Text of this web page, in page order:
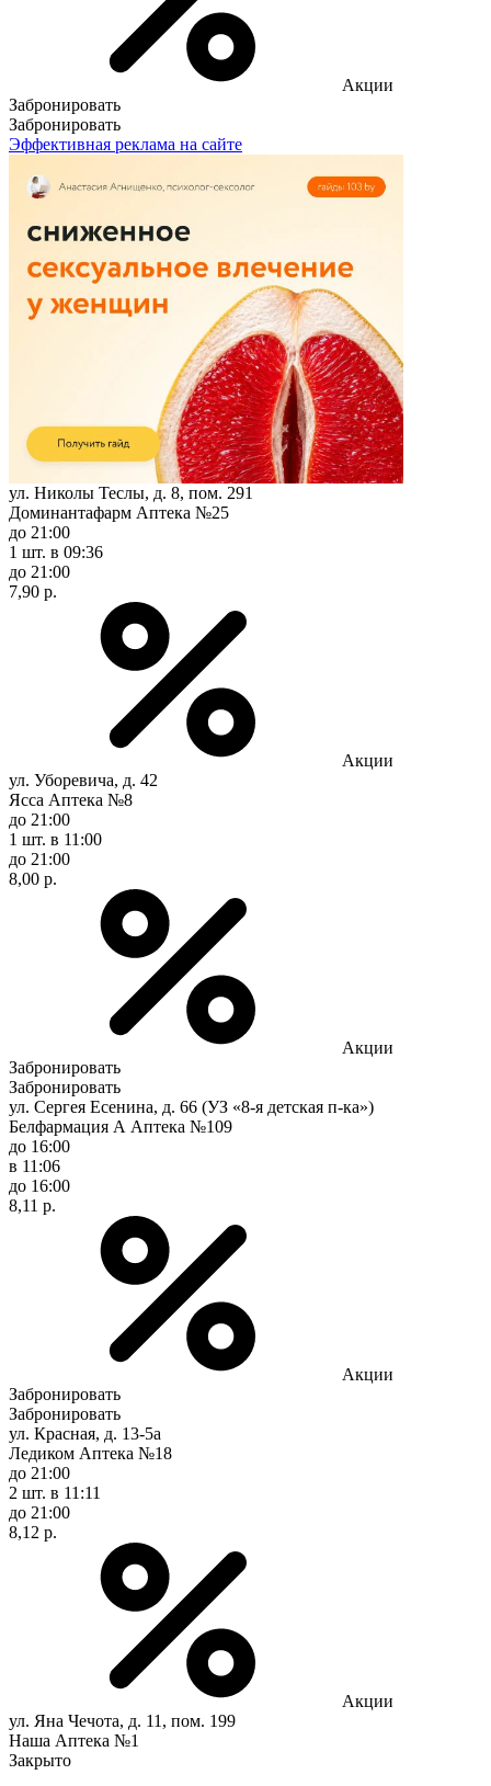
Акции
Забронировать
Забронировать
Эффективная реклама на сайте
ул. Николы Теслы, д. 8, пом. 291
Доминантафарм Аптека №25
до 21:00
1 шт. в 09:36
до 21:00
7,90 р.
Акции
ул. Уборевича, д. 42
Ясса Аптека №8
до 21:00
1 шт. в 11:00
до 21:00
8,00 р.
Акции
Забронировать
Забронировать
ул. Сергея Есенина, д. 66 (УЗ «8-я детская п-ка»)
Белфармация А Аптека №109
до 16:00
в 11:06
до 16:00
8,11 р.
Акции
Забронировать
Забронировать
ул. Красная, д. 13-5а
Ледиком Аптека №18
до 21:00
2 шт. в 11:11
до 21:00
8,12 р.
Акции
ул. Яна Чечота, д. 11, пом. 199
Наша Аптека №1
Закрыто